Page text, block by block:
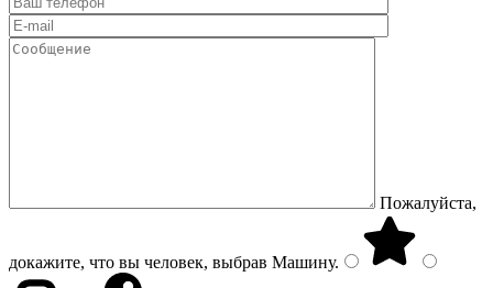
Пожалуйста,
докажите, что вы человек, выбрав Машину.